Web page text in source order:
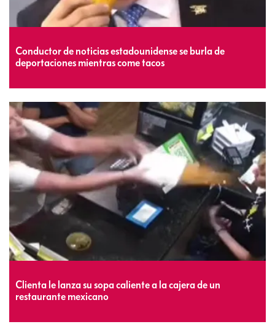
Conductor de noticias estadounidense se burla de
deportaciones mientras come tacos
Clienta le lanza su sopa caliente a la cajera de un
restaurante mexicano